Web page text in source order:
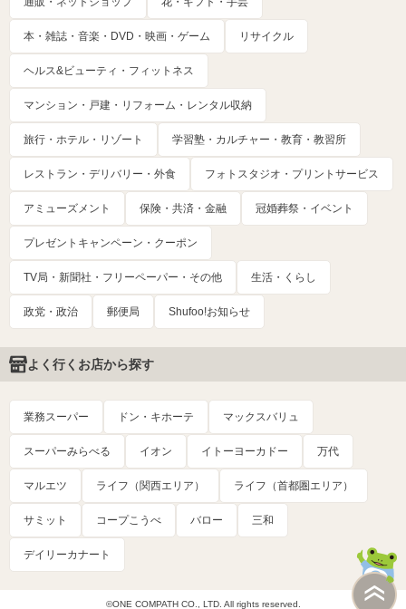
本・雑誌・音楽・DVD・映画・ゲーム リサイクル
ヘルス&ビューティ・フィットネス
マンション・戸建・リフォーム・レンタル収納
旅行・ホテル・リゾート 学習塾・カルチャー・教育・教習所
レストラン・デリバリー・外食 フォトスタジオ・プリントサービス
アミューズメント 保険・共済・金融 冠婚葬祭・イベント
プレゼントキャンペーン・クーポン
TV局・新聞社・フリーペーパー・その他 生活・くらし
政党・政治 郵便局 Shufoo!お知らせ
よく行くお店から探す
業務スーパー ドン・キホーテ マックスバリュ
スーパーみらべる イオン イトーヨーカドー 万代
マルエツ ライフ（関西エリア） ライフ（首都圏エリア）
サミット コープこうべ バロー 三和
デイリーカナート
©ONE COMPATH CO., LTD. All rights reserved.